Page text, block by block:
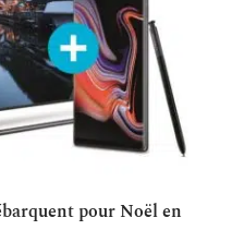
pour Noël en